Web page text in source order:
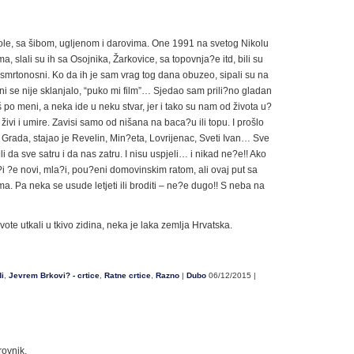
sa šibom, ugljenom i darovima. One 1991 na svetog Nikolu
slali su ih sa Osojnika, Žarkovice, sa topovnja?e itd, bili su
Ko da ih je sam vrag tog dana obuzeo, sipali su na
se nije sklanjalo, “puko mi film”… Sjedao sam prili?no gladan
meni, a neka ide u neku stvar, jer i tako su nam od života u?
i umire. Zavisi samo od nišana na baca?u ili topu. I prošlo
stajao je Revelin, Min?eta, Lovrijenac, Sveti Ivan… Sve
da sve satru i da nas zatru. I nisu uspjeli… i nikad ne?e!! Ako
?e novi, mla?i, pou?eni domovinskim ratom, ali ovaj put sa
Pa neka se usude letjeti ili broditi – ne?e dugo!! S neba na
utkali u tkivo zidina, neka je laka zemlja Hrvatska.
Jevrem Brkovi? - crtice Ratne crtice Razno | Dubo 06/12/2015 |